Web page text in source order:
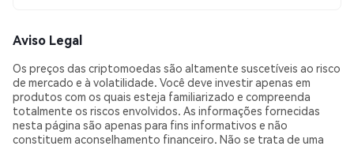
Aviso Legal
Os preços das criptomoedas são altamente suscetíveis ao risco
de mercado e à volatilidade. Você deve investir apenas em
produtos com os quais esteja familiarizado e compreenda
totalmente os riscos envolvidos. As informações fornecidas
nesta página são apenas para fins informativos e não
constituem aconselhamento financeiro. Não se trata de uma